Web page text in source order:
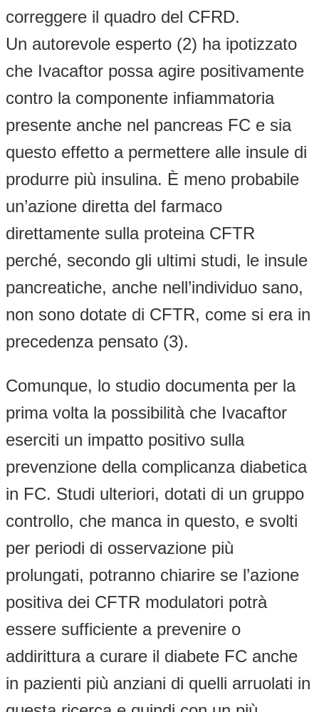
correggere il quadro del CFRD.
Un autorevole esperto (2) ha ipotizzato
che Ivacaftor possa agire positivamente
contro la componente infiammatoria
presente anche nel pancreas FC e sia
questo effetto a permettere alle insule di
produrre più insulina. È meno probabile
un’azione diretta del farmaco
direttamente sulla proteina CFTR
perché, secondo gli ultimi studi, le insule
pancreatiche, anche nell’individuo sano,
non sono dotate di CFTR, come si era in
precedenza pensato (3).
Comunque, lo studio documenta per la
prima volta la possibilità che Ivacaftor
eserciti un impatto positivo sulla
prevenzione della complicanza diabetica
in FC. Studi ulteriori, dotati di un gruppo
controllo, che manca in questo, e svolti
per periodi di osservazione più
prolungati, potranno chiarire se l’azione
positiva dei CFTR modulatori potrà
essere sufficiente a prevenire o
addirittura a curare il diabete FC anche
in pazienti più anziani di quelli arruolati in